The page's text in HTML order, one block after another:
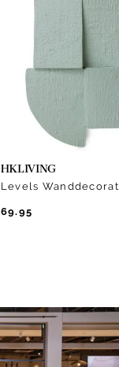
HKLIVING
Levels
69.95